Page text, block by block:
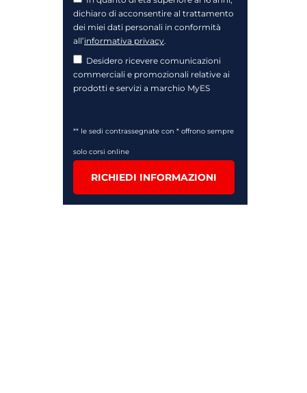
dichiaro di acconsentire al trattamento
dei miei dati personali in conformità
all’informativa privacy.
Desidero ricevere comunicazioni
commerciali e promozionali relative ai
prodotti e servizi a marchio MyES
** le sedi contrassegnate con * offrono sempre
solo corsi online
RICHIEDI INFORMAZIONI